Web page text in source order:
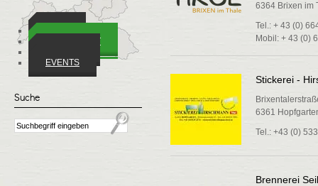
WIRTSCHAFT
EVENTS
Suche
6364 Brixen im
Tel.: + 43 (0)
Mobil: + 43 (0)
Stickerei -
6361
Tel.: +43 (0)
Brennerei